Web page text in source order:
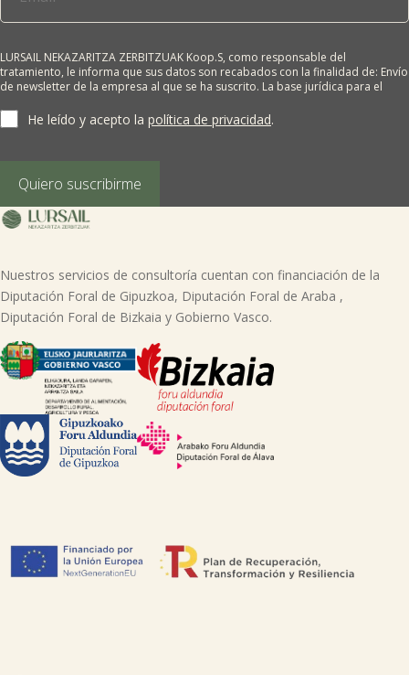

LURSAIL NEKAZARITZA ZERBITZUAK Koop.S, como responsable del
tratamiento, le informa que sus datos son recabados con la finalidad de: Envío
de newsletter de la empresa al que se ha suscrito. La base jurídica para el
terceros salvo obligación legal. Cualquier persona tiene derecho a solicitar el
acceso, rectificación, supresión, limitación del tratamiento, oposición o
lursail@lursailkoop.eus. Puede obtener información adicional en nuestra
página web.
He leído y acepto la política de privacidad.
Quiero suscribirme
Nuestros servicios de consultoría cuentan con financiación de la
Diputación Foral de Gipuzkoa, Diputación Foral de Araba ,
Diputación Foral de Bizkaia y Gobierno Vasco.